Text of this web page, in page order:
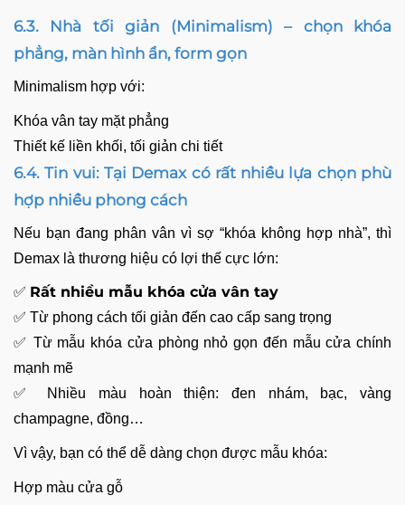
6.3. Nhà tối giản (Minimalism) – chọn khóa
phẳng, màn hình ẩn, form gọn
Minimalism hợp với:
Khóa vân tay mặt phẳng
Thiết kế liền khối, tối giản chi tiết
6.4. Tin vui: Tại Demax có rất nhiều lựa chọn phù
hợp nhiều phong cách
Nếu bạn đang phân vân vì sợ “khóa không hợp nhà”, thì
Demax là thương hiệu có lợi thế cực lớn:
✅ Rất nhiều mẫu khóa cửa vân tay
✅ Từ phong cách tối giản đến cao cấp sang trọng
✅ Từ mẫu khóa cửa phòng nhỏ gọn đến mẫu cửa chính
mạnh mẽ
✅ Nhiều màu hoàn thiện: đen nhám, bạc, vàng
champagne, đồng…
Vì vậy, bạn có thể dễ dàng chọn được mẫu khóa:
Hợp màu cửa gỗ